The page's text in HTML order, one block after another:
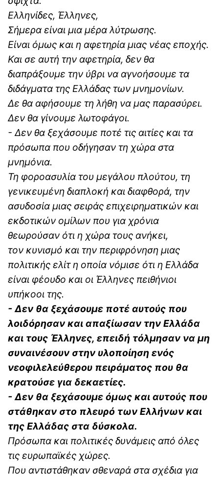
Ελληνίδες, Έλληνες,
Σήμερα είναι μια μέρα λύτρωσης.
Είναι όμως και η αφετηρία μιας νέας εποχής.
Και σε αυτή την αφετηρία, δεν θα
διαπράξουμε την ύβρι να αγνοήσουμε τα
διδάγματα της Ελλάδας των μνημονίων.
Δε θα αφήσουμε τη λήθη να μας παρασύρει.
Δεν θα γίνουμε λωτοφάγοι.
- Δεν θα ξεχάσουμε ποτέ τις αιτίες και τα
πρόσωπα που οδήγησαν τη χώρα στα
μνημόνια.
Τη φοροασυλία του μεγάλου πλούτου, τη
γενικευμένη διαπλοκή και διαφθορά, την
ασυδοσία μιας σειράς επιχειρηματικών και
εκδοτικών ομίλων που για χρόνια
θεωρούσαν ότι η χώρα τους ανήκει,
τον κυνισμό και την περιφρόνηση μιας
πολιτικής ελίτ η οποία νόμισε ότι η Ελλάδα
είναι φέουδο και οι Έλληνες πειθήνιοι
υπήκοοι της.
- Δεν θα ξεχάσουμε ποτέ αυτούς που
λοιδόρησαν και απαξίωσαν την Ελλάδα
και τους Έλληνες, επειδή τόλμησαν να μη
συναινέσουν στην υλοποίηση ενός
νεοφιλελεύθερου πειράματος που θα
κρατούσε για δεκαετίες.
- Δεν θα ξεχάσουμε όμως και αυτούς που
στάθηκαν στο πλευρό των Ελλήνων και
της Ελλάδας στα δύσκολα.
Πρόσωπα και πολιτικές δυνάμεις από όλες
τις ευρωπαϊκές χώρες.
Που αντιστάθηκαν σθεναρά στα σχέδια για